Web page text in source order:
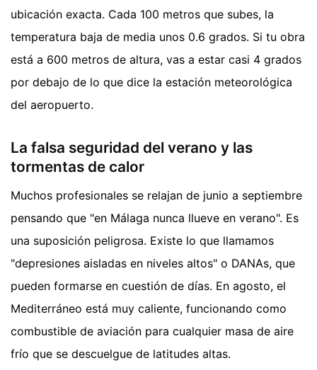
ubicación exacta. Cada 100 metros que subes, la
temperatura baja de media unos 0.6 grados. Si tu obra
está a 600 metros de altura, vas a estar casi 4 grados
por debajo de lo que dice la estación meteorológica
del aeropuerto.
La falsa seguridad del verano y las
tormentas de calor
Muchos profesionales se relajan de junio a septiembre
pensando que "en Málaga nunca llueve en verano". Es
una suposición peligrosa. Existe lo que llamamos
"depresiones aisladas en niveles altos" o DANAs, que
pueden formarse en cuestión de días. En agosto, el
Mediterráneo está muy caliente, funcionando como
combustible de aviación para cualquier masa de aire
frío que se descuelgue de latitudes altas.